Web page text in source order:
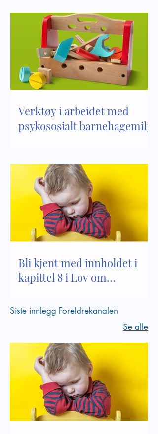
Verktøy i arbeidet med
psykososialt barnehagemiljø
Bli kjent med innholdet i
kapittel 8 i Lov om
Siste innlegg Foreldrekanalen
Se alle